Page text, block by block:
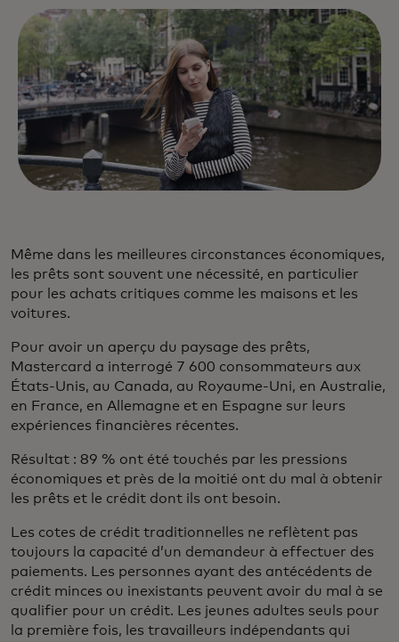
Même dans les meilleures circonstances économiques,
les prêts sont souvent une nécessité, en particulier
pour les achats critiques comme les maisons et les
voitures.
Pour avoir un aperçu du paysage des prêts,
Mastercard a interrogé 7 600 consommateurs aux
États-Unis, au Canada, au Royaume-Uni, en Australie,
en France, en Allemagne et en Espagne sur leurs
expériences financières récentes.
Résultat : 89 % ont été touchés par les pressions
économiques et près de la moitié ont du mal à obtenir
les prêts et le crédit dont ils ont besoin.
Les cotes de crédit traditionnelles ne reflètent pas
toujours la capacité d’un demandeur à effectuer des
paiements. Les personnes ayant des antécédents de
crédit minces ou inexistants peuvent avoir du mal à se
qualifier pour un crédit. Les jeunes adultes seuls pour
la première fois, les travailleurs indépendants qui